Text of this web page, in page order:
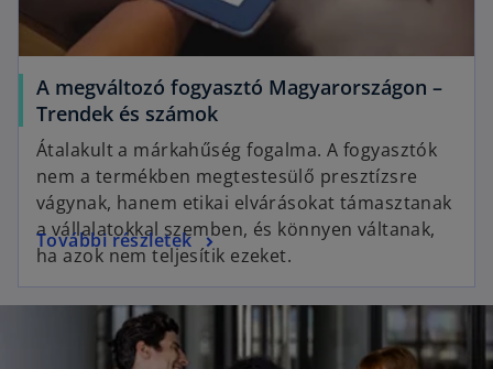
A megváltozó fogyasztó Magyarországon –
Trendek és számok
Átalakult a márkahűség fogalma. A fogyasztók
nem a termékben megtestesülő presztízsre
vágynak, hanem etikai elvárásokat támasztanak
a vállalatokkal szemben, és könnyen váltanak,
ha azok nem teljesítik ezeket.
További részletek